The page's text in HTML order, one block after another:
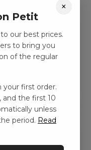
×
Petit
our best prices.
to bring you
of the regular
your first order.
and the first 10
unless
period. Read